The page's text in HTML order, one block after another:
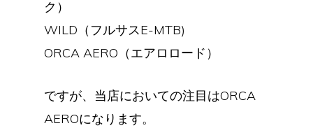
ク）
WILD（フルサスE-MTB)
ORCA AERO（エアロロード）
ですが、当店においての注目はORCA
AEROになります。